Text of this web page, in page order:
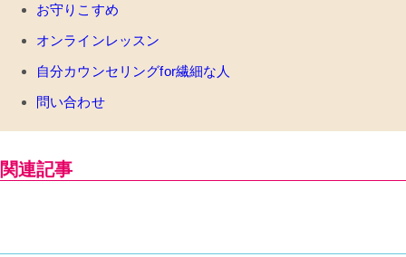
お守りこすめ
オンラインレッスン
自分カウンセリングfor繊細な人
問い合わせ
関連記事